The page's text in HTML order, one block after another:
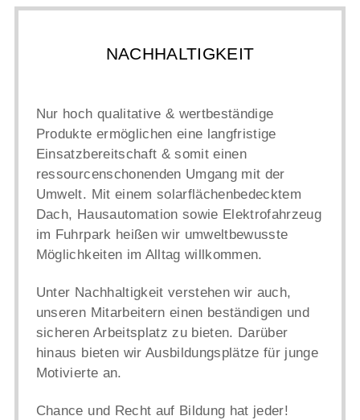
NACHHALTIGKEIT
Nur hoch qualitative & wertbeständige
Produkte ermöglichen eine langfristige
Einsatzbereitschaft & somit einen
ressourcenschonenden Umgang mit der
Umwelt. Mit einem solarflächenbedecktem
Dach, Hausautomation sowie Elektrofahrzeug
im Fuhrpark heißen wir umweltbewusste
Möglichkeiten im Alltag willkommen.
Unter Nachhaltigkeit verstehen wir auch,
unseren Mitarbeitern einen beständigen und
sicheren Arbeitsplatz zu bieten. Darüber
hinaus bieten wir Ausbildungsplätze für junge
Motivierte an.
Chance und Recht auf Bildung hat jeder!